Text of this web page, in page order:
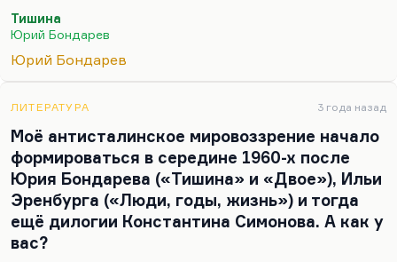
Тишина
Юрий Бондарев
Юрий Бондарев
ЛИТЕРАТУРА 3 года назад
Моё антисталинское мировоззрение начало
формироваться в середине 1960-х после
Юрия Бондарева («Тишина» и «Двое»), Ильи
Эренбурга («Люди, годы, жизнь») и тогда
ещё дилогии Константина Симонова. А как у
вас?